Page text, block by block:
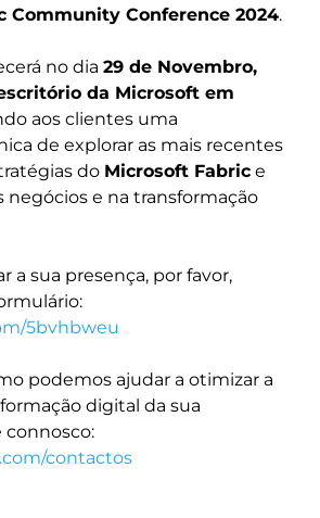
Community Conference 2024.
no dia 29 de Novembro,
da Microsoft em
aos clientes uma
de explorar as mais recentes
do Microsoft Fabric e
negócios e na transformação
a sua presença, por favor,
5bvhbweu
podemos ajudar a otimizar a
digital da sua
connosco:
contactos